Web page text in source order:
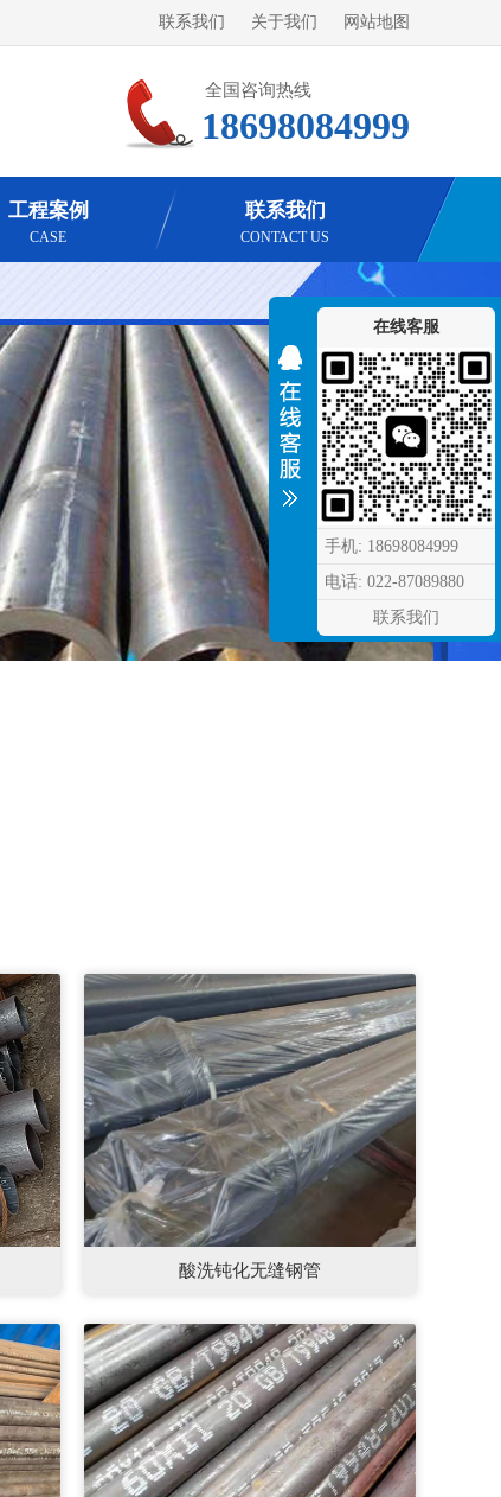
联系我们 关于我们 网站地图
全国咨询热线
18698084999
工程案例
CASE
联系我们
CONTACT US
酸洗钝化无缝钢管
在线客服
手机: 18698084999
电话: 022-87089880
联系我们